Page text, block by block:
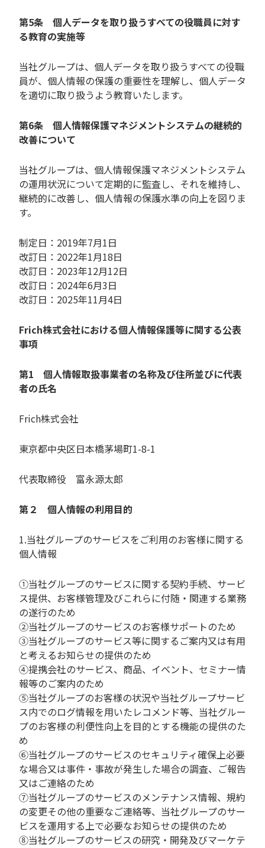
第5条 個人データを取り扱うすべての役職員に対す
る教育の実施等
当社グループは、個人データを取り扱うすべての役職
員が、個人情報の保護の重要性を理解し、個人データ
を適切に取り扱うよう教育いたします。
第6条 個人情報保護マネジメントシステムの継続的
改善について
当社グループは、個人情報保護マネジメントシステム
の運用状況について定期的に監査し、それを維持し、
継続的に改善し、個人情報の保護水準の向上を図りま
す。
制定日：2019年7月1日
改訂日：2022年1月18日
改訂日：2023年12月12日
改訂日：2024年6月3日
改訂日：2025年11月4日
Frich株式会社における個人情報保護等に関する公表
事項
第1 個人情報取扱事業者の名称及び住所並びに代表
者の⽒名
Frich株式会社
東京都中央区日本橋茅場町1-8-1
代表取締役 富永源太郎
第２ 個人情報の利用目的
1.当社グループのサービスをご利用のお客様に関する
個人情報
①当社グループのサービスに関する契約手続、サービ
ス提供、お客様管理及びこれらに付随・関連する業務
の遂行のため
②当社グループのサービスのお客様サポートのため
③当社グループのサービス等に関するご案内又は有用
と考えるお知らせの提供のため
④提携会社のサービス、商品、イベント、セミナー情
報等のご案内のため
⑤当社グループのお客様の状況や当社グループサービ
ス内でのログ情報を用いたレコメンド等、当社グルー
プのお客様の利便性向上を目的とする機能の提供のた
め
⑥当社グループのサービスのセキュリティ確保上必要
な場合又は事件・事故が発生した場合の調査、ご報告
又はご連絡のため
⑦当社グループのサービスのメンテナンス情報、規約
の変更その他の重要なご連絡等、当社グループのサー
ビスを運用する上で必要なお知らせの提供のため
⑧当社グループのサービスの研究・開発及びマーケテ